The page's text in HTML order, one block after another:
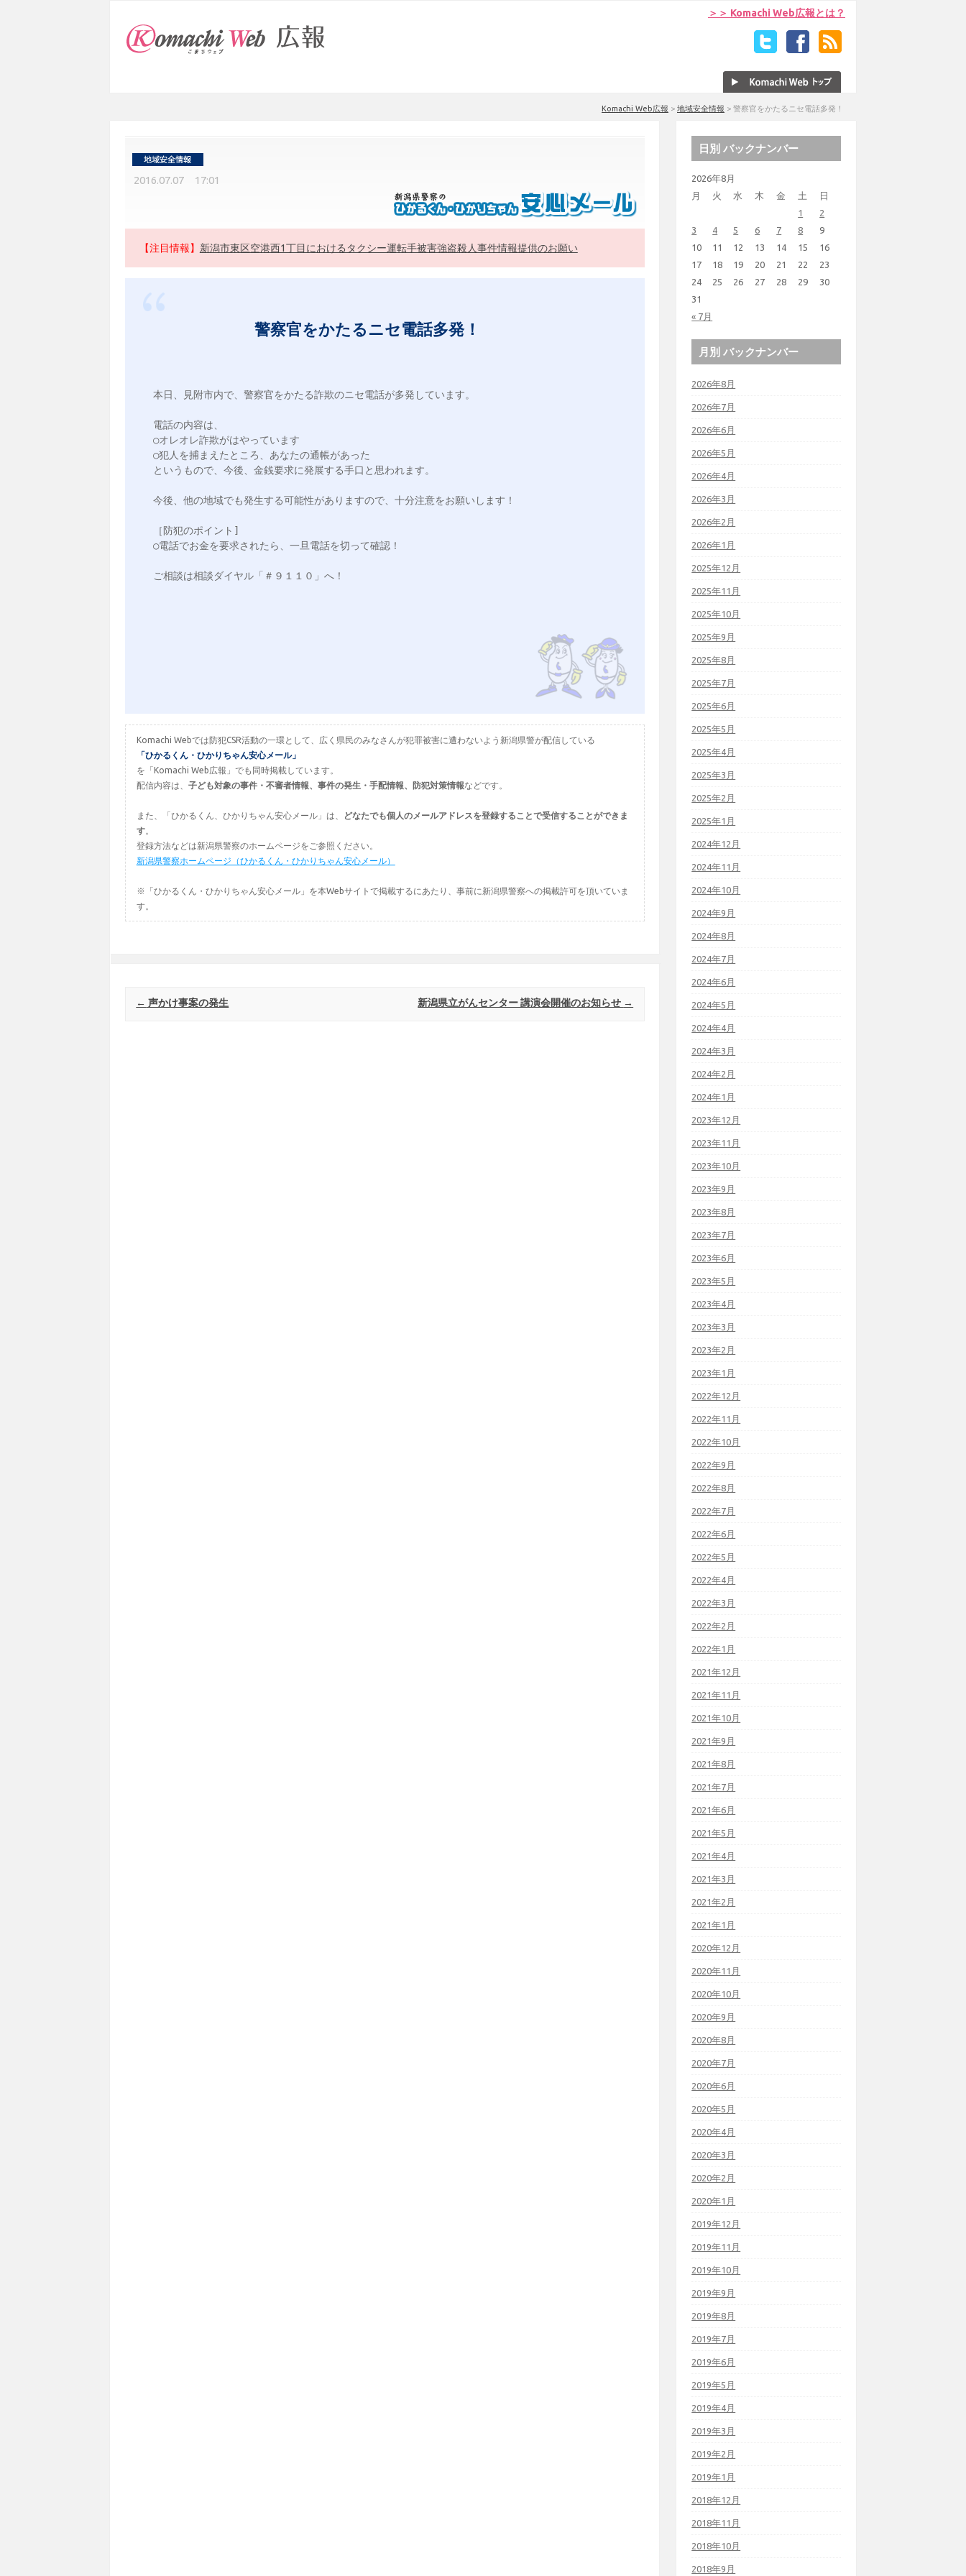
＞＞ Komachi Web広報とは？
Komachi Web広報 > 地域安全情報 > 警察官をかたるニセ電話多発！
2016.07.07 17:01
【注目情報】 新潟市東区空港西1丁目におけるタクシー運転手被害強盗殺人事件情報提供のお願い
警察官をかたるニセ電話多発！
本日、見附市内で、警察官をかたる詐欺のニセ電話が多発しています。
電話の内容は、
○オレオレ詐欺がはやっています
○犯人を捕まえたところ、あなたの通帳があった
というもので、今後、金銭要求に発展する手口と思われます。
今後、他の地域でも発生する可能性がありますので、十分注意をお願いします！
［防犯のポイント]
○電話でお金を要求されたら、一旦電話を切って確認！
ご相談は相談ダイヤル「＃９１１０」へ！
Komachi Webでは防犯CSR活動の一環として、広く県民のみなさんが犯罪被害に遭わないよう新潟県警が配信している
「ひかるくん・ひかりちゃん安心メール」
を「Komachi Web広報」でも同時掲載しています。
配信内容は、 子ども対象の事件・不審者情報、事件の発生・手配情報、防犯対策情報などです。
また、「ひかるくん、ひかりちゃん安心メール」は、
どなたでも個人のメールアドレスを登録することで受信することができま
す。
登録方法などは新潟県警察のホームページをご参照ください。
新潟県警察ホームページ（ひかるくん・ひかりちゃん安心メール）
※「ひかるくん・ひかりちゃん安心メール」を本Webサイトで掲載するにあたり、事前に新潟県警察への掲載許可を頂いていま
す。
Post navigation
← 声かけ事案の発生 新潟県立がんセンター 講演会開催のお知らせ →
日別 バックナンバー
2026年8月
月
火 水 木 金 土 日
« 7月
1
2
3
4 5 6 7 8
9
10
11 12 13 14 15
16
17
18 19 20 21 22
23
24
25 26 27 28 29
30
31
月別 バックナンバー
2026年8月
2026年7月
2026年6月
2026年5月
2026年4月
2026年3月
2026年2月
2026年1月
2025年12月
2025年11月
2025年10月
2025年9月
2025年8月
2025年7月
2025年6月
2025年5月
2025年4月
2025年3月
2025年2月
2025年1月
2024年12月
2024年11月
2024年10月
2024年9月
2024年8月
2024年7月
2024年6月
2024年5月
2024年4月
2024年3月
2024年2月
2024年1月
2023年12月
2023年11月
2023年10月
2023年9月
2023年8月
2023年7月
2023年6月
2023年5月
2023年4月
2023年3月
2023年2月
2023年1月
2022年12月
2022年11月
2022年10月
2022年9月
2022年8月
2022年7月
2022年6月
2022年5月
2022年4月
2022年3月
2022年2月
2022年1月
2021年12月
2021年11月
2021年10月
2021年9月
2021年8月
2021年7月
2021年6月
2021年5月
2021年4月
2021年3月
2021年2月
2021年1月
2020年12月
2020年11月
2020年10月
2020年9月
2020年8月
2020年7月
2020年6月
2020年5月
2020年4月
2020年3月
2020年2月
2020年1月
2019年12月
2019年11月
2019年10月
2019年9月
2019年8月
2019年7月
2019年6月
2019年5月
2019年4月
2019年3月
2019年2月
2019年1月
2018年12月
2018年11月
2018年10月
2018年9月